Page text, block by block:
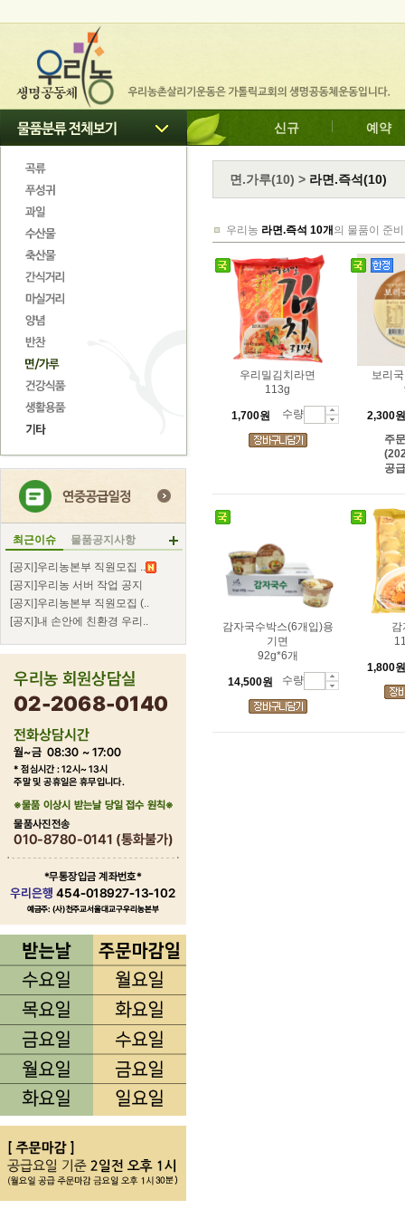
신규 예약
최근이슈 물품공지사항
[공지]우리농본부 직원모집 ..
[공지]우리농 서버 작업 공지
[공지]우리농본부 직원모집 (..
[공지]내 손안에 친환경 우리..
면.가루(10) > 라면.즉석(10)
우리농 라면.즉석 10개 의 물품이 준
우리밀김치라면
113g
1,700원 수량
보리
2,300원
주
공
감자국수박스(6개입)용
기면
92g*6개
14,500원 수량
감
1,800원